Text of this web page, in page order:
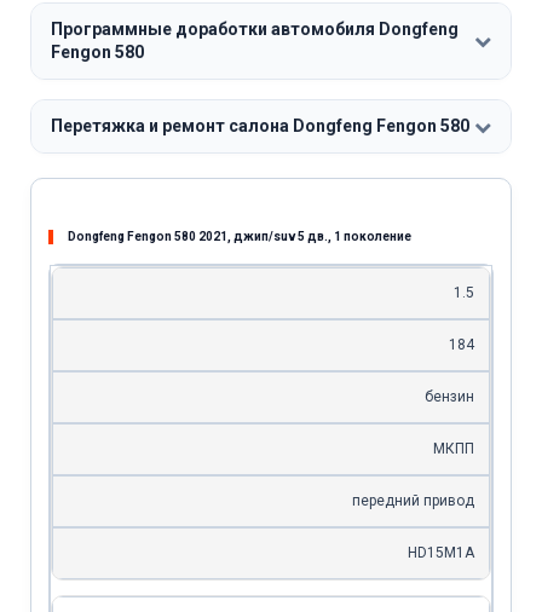
Программные доработки автомобиля Dongfeng
Fengon 580
Перетяжка и ремонт салона Dongfeng Fengon 580
Dongfeng Fengon 580 2021, джип/suv 5 дв., 1 поколение
1.5
184
бензин
МКПП
передний привод
HD15M1A